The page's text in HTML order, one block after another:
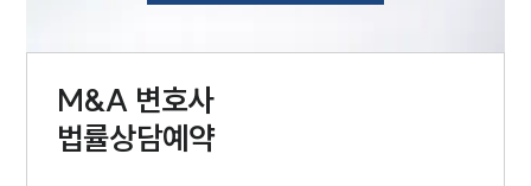
M&A 변호사
법률상담예약